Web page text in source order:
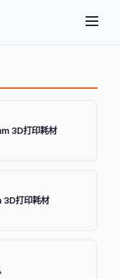
3D打印耗材
打印耗材